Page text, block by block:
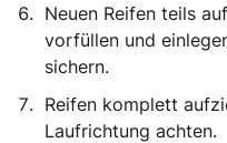
Neuen Reifen teils
vorfüllen und
sichern.
Reifen komplett
Laufrichtung achten.